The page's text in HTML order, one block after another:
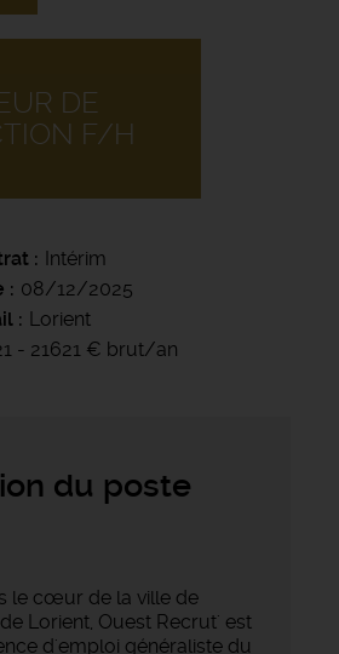
DE
F/H
Intérim
08/12/2025
Lorient
- 21621 € brut/an
du poste
le cœur de la ville de
Lorient, Ouest Recrut' est
d'emploi généraliste du